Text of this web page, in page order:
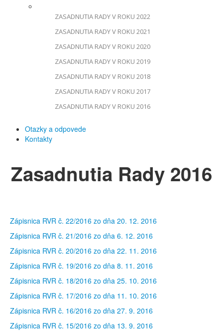
ZASADNUTIA RADY V ROKU 2022
ZASADNUTIA RADY V ROKU 2021
ZASADNUTIA RADY V ROKU 2020
ZASADNUTIA RADY V ROKU 2019
ZASADNUTIA RADY V ROKU 2018
ZASADNUTIA RADY V ROKU 2017
ZASADNUTIA RADY V ROKU 2016
Otazky a odpovede
Kontakty
Zasadnutia Rady 2016
Zápisnica RVR č. 22/2016 zo dňa 20. 12. 2016
Zápisnica RVR č. 21/2016 zo dňa 6. 12. 2016
Zápisnica RVR č. 20/2016 zo dňa 22. 11. 2016
Zápisnica RVR č. 19/2016 zo dňa 8. 11. 2016
Zápisnica RVR č. 18/2016 zo dňa 25. 10. 2016
Zápisnica RVR č. 17/2016 zo dňa 11. 10. 2016
Zápisnica RVR č. 16/2016 zo dňa 27. 9. 2016
Zápisnica RVR č. 15/2016 zo dňa 13. 9. 2016